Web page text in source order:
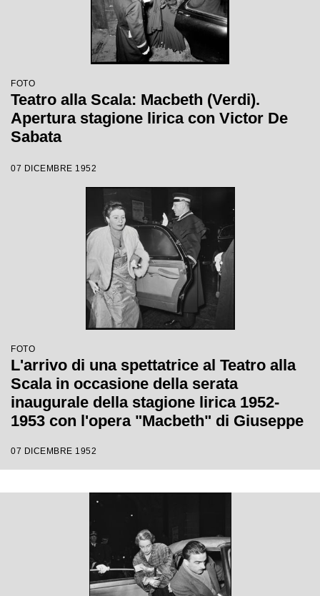
FOTO
Teatro alla Scala: Macbeth (Verdi).
Apertura stagione lirica con Victor De
Sabata
07 DICEMBRE 1952
FOTO
L'arrivo di una spettatrice al Teatro alla
Scala in occasione della serata
inaugurale della stagione lirica 1952-
1953 con l'opera "Macbeth" di Giuseppe
regia di Carl Ebert
07 DICEMBRE 1952